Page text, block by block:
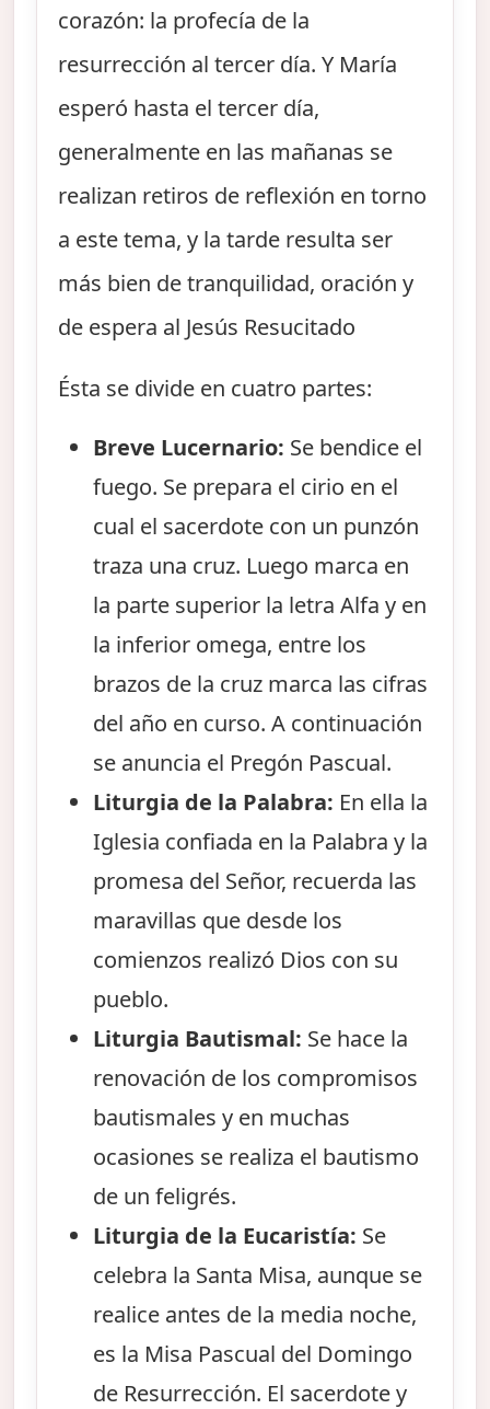
corazón: la profecía de la
resurrección al tercer día. Y María
esperó hasta el tercer día,
generalmente en las mañanas se
realizan retiros de reflexión en torno
a este tema, y la tarde resulta ser
más bien de tranquilidad, oración y
de espera al Jesús Resucitado
Ésta se divide en cuatro partes:
Breve Lucernario: Se bendice el
fuego. Se prepara el cirio en el
cual el sacerdote con un punzón
traza una cruz. Luego marca en
la parte superior la letra Alfa y en
la inferior omega, entre los
brazos de la cruz marca las cifras
del año en curso. A continuación
se anuncia el Pregón Pascual.
Liturgia de la Palabra: En ella la
Iglesia confiada en la Palabra y la
promesa del Señor, recuerda las
maravillas que desde los
comienzos realizó Dios con su
pueblo.
Liturgia Bautismal: Se hace la
renovación de los compromisos
bautismales y en muchas
ocasiones se realiza el bautismo
de un feligrés.
Liturgia de la Eucaristía: Se
celebra la Santa Misa, aunque se
realice antes de la media noche,
es la Misa Pascual del Domingo
de Resurrección. El sacerdote y